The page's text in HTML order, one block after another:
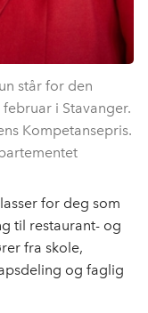
står for den
i Stavanger.
Kompetansepris.
for deg som
til restaurant- og
fra skole,
og faglig